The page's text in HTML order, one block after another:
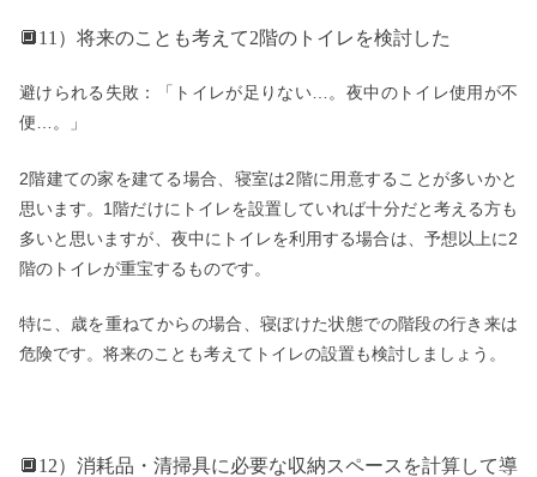
🔲11）将来のことも考えて2階のトイレを検討した
避けられる失敗：「トイレが足りない…。夜中のトイレ使用が不
便…。」
2階建ての家を建てる場合、寝室は2階に用意することが多いかと
思います。1階だけにトイレを設置していれば十分だと考える方も
多いと思いますが、夜中にトイレを利用する場合は、予想以上に2
階のトイレが重宝するものです。
特に、歳を重ねてからの場合、寝ぼけた状態での階段の行き来は
危険です。将来のことも考えてトイレの設置も検討しましょう。
🔲12）消耗品・清掃具に必要な収納スペースを計算して導